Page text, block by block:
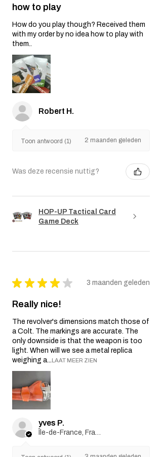
how to play
How do you play though? Received them
with my order by no idea how to play with
them..
Robert H.
Toon antwoord (1) 2 maanden geleden
Was deze recensie nuttig?
HOP-UP Tactical Card
Game Deck
★ ★ ★ ★ ★ 3 maanden geleden
Really nice!
The revolver's dimensions match those of
a Colt. The markings are accurate. The
only downside is that the weapon is too
light. When will we see a metal replica
weighing a...LAAT MEER ZIEN
yves P.